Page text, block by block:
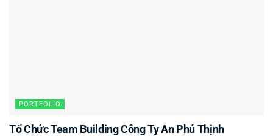
PORTFOLIO
Tổ Chức Team Building Công Ty An Phú Thịnh